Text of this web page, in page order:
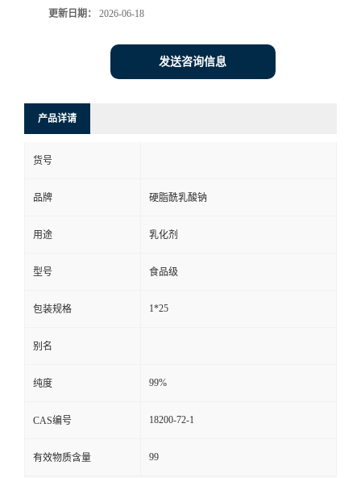
更新日期： 2026-06-18
发送咨询信息
产品详请
货号
品牌 硬脂酰乳酸钠
用途 乳化剂
型号 食品级
包装规格 1*25
别名
纯度 99%
CAS编号 18200-72-1
有效物质含量 99